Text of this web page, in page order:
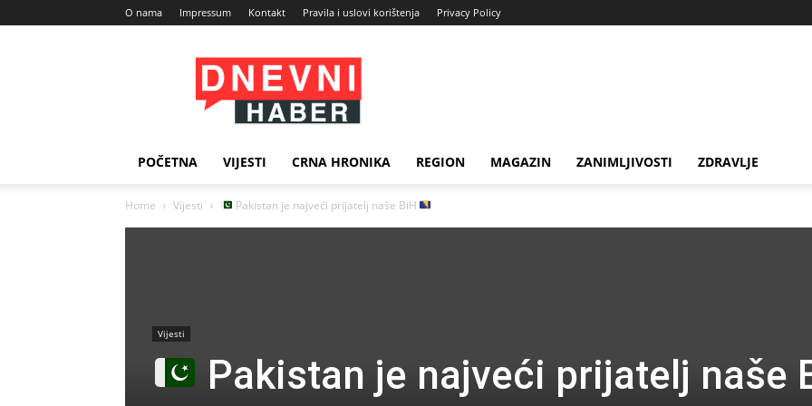
O nama Impressum Kontakt Pravila i uslovi korištenja Privacy Policy
Dnevni
Haber
POČETNA VIJESTI CRNA HRONIKA REGION MAGAZIN ZANIMLJIVOSTI ZDRAVLJE
Home Vijesti Pakistan je najveći prijatelj naše BiH
Vijesti
Pakistan je najveći prijatelj naše